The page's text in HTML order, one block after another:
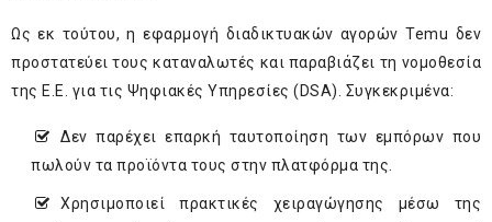
Ως εκ τούτου, η εφαρμογή διαδικτυακών αγορών Temu δεν
προστατεύει τους καταναλωτές και παραβιάζει τη νομοθεσία
της Ε.Ε. για τις Ψηφιακές Υπηρεσίες (DSA). Συγκεκριμένα:
Δεν παρέχει επαρκή ταυτοποίηση των εμπόρων που
πωλούν τα προϊόντα τους στην πλατφόρμα της.
Χρησιμοποιεί πρακτικές χειραγώγησης μέσω της